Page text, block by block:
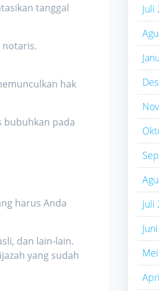
tanggal
hak
bubuhkan pada
harus Anda
dan lain-lain.
yang sudah
Juli
Juli